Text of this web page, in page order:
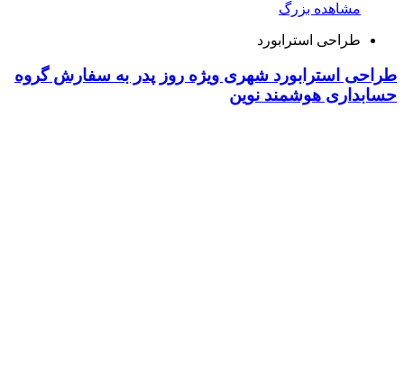
مشاهده بزرگ
طراحی استرابورد
طراحی استرابورد شهری ویژه روز پدر به سفارش گروه
حسابداری هوشمند نوین